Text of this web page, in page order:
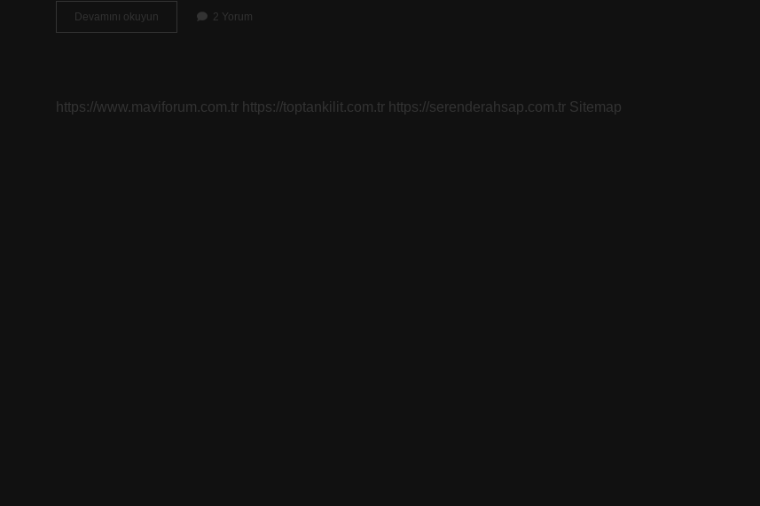
Devamını okuyun
Illüstrasyon
2 Yorum
https://www.maviforum.com.tr https://toptankilit.com.tr https://serenderahsap.com.tr Sitemap